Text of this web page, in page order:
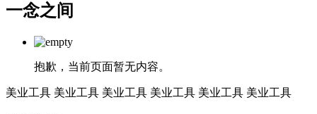
一念之间
抱歉，当前页面暂无内容。
美业工具 美业工具 美业工具 美业工具 美业工具 美业工具